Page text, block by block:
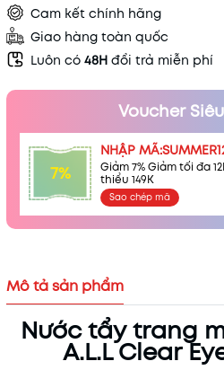
Cam kết chính hãng
Giao hàng toàn quốc
Luôn có 48H đổi trả miễn phí
Voucher
7%
NHẬP
Giảm 7% Giảm tối đa
thiểu 149K
Sao chép mã
Điều kiện:
Mô tả sản phẩm
Nước tẩy trang
A.L.L Clear